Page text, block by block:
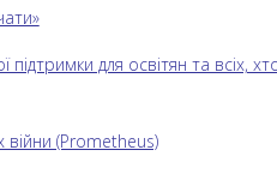
для освітян та всіх,
(Prometheus)